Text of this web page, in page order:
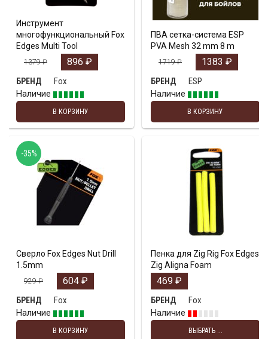
Инструмент
многофункциональный Fox
Edges Multi Tool
1379₽ 896 ₽
БРЕНД
Fox
Наличие
В КОРЗИНУ
ПВА сетка-система ESP
PVA Mesh 32 mm 8 m
1719₽ 1383 ₽
БРЕНД
ESP
Наличие
В КОРЗИНУ
Сверло Fox Edges Nut Drill
1.5mm
929₽ 604 ₽
БРЕНД
Fox
Наличие
В КОРЗИНУ
-35%
Пенка для Zig Rig Fox Edges
Zig Aligna Foam
469 ₽
БРЕНД
Fox
Наличие
ВЫБРАТЬ ...